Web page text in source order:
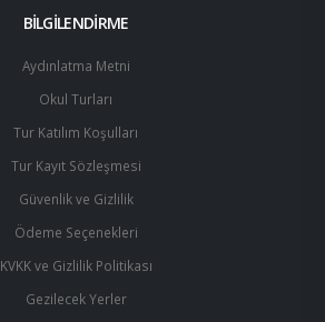
BİLGİLENDİRME
Aydınlatma Metni
Okul Turları
Tur Katılım Koşulları
Tur Kayıt Sözleşmesi
Güvenlik ve Gizlilik
Ödeme Seçenekleri
KVKK ve Gizlilik Politikası
Gezilecek Yerler